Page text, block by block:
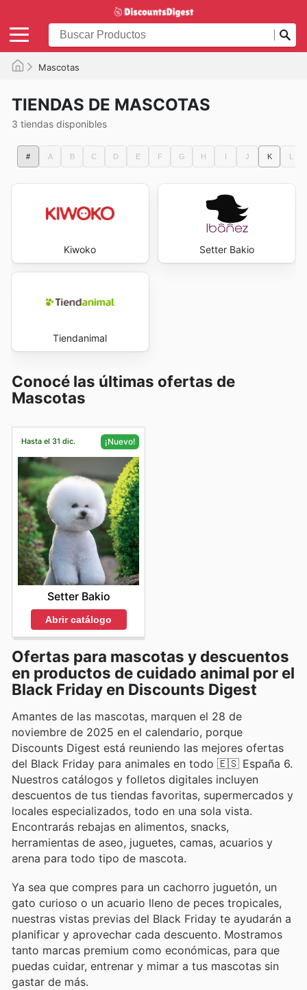
Mascotas
TIENDAS DE MASCOTAS
3 tiendas disponibles
# A B C D E F G H I J K L
Kiwoko Setter Bakio
Tiendanimal
Conocé las últimas ofertas de
Mascotas
Hasta el 31 dic. ¡Nuevo!
Setter Bakio
Abrir catálogo
Ofertas para mascotas y descuentos
en productos de cuidado animal por el
Black Friday en Discounts Digest
Amantes de las mascotas, marquen el 28 de
noviembre de 2025 en el calendario, porque
Discounts Digest está reuniendo las mejores ofertas
del Black Friday para animales en todo 🇪🇸 España 6.
Nuestros catálogos y folletos digitales incluyen
descuentos de tus tiendas favoritas, supermercados y
locales especializados, todo en una sola vista.
Encontrarás rebajas en alimentos, snacks,
herramientas de aseo, juguetes, camas, acuarios y
arena para todo tipo de mascota.
Ya sea que compres para un cachorro juguetón, un
gato curioso o un acuario lleno de peces tropicales,
nuestras vistas previas del Black Friday te ayudarán a
planificar y aprovechar cada descuento. Mostramos
tanto marcas premium como económicas, para que
puedas cuidar, entrenar y mimar a tus mascotas sin
gastar de más.